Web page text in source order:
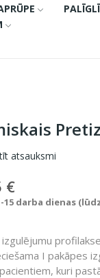
atsauksmi
€
15 darba dienas
izgulējumu
I pakāpes
kuri